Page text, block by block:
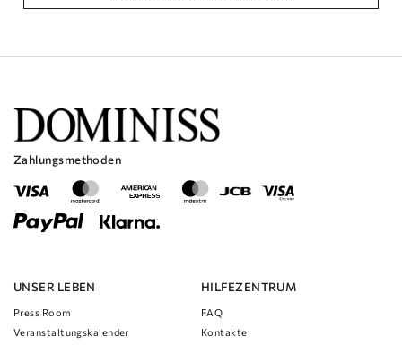
UNSER LEBEN
Press Room
Veranstaltungskalender
HILFEZENTRUM
FAQ
Kontakte
Zahlungsmethoden